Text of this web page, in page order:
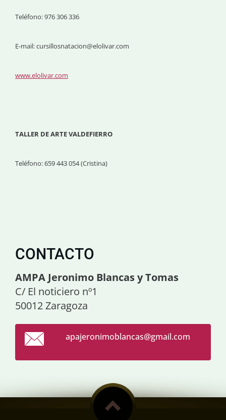
Teléfono: 976 306 336
E-mail: cursillosnatacion@elolivar.com
www.elolivar.com
TALLER DE ARTE VALDEFIERRO
Teléfono:659 443 054 (Cristina)
CONTACTO
AMPA Jeronimo Blancas y Tomas
C/ El noticiero nº1
50012 Zaragoza
apajeronimoblancas@gmail.com